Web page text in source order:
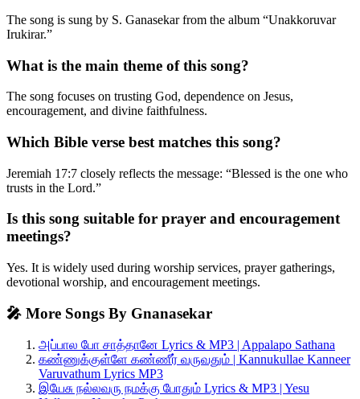
The song is sung by S. Ganasekar from the album “Unakkoruvar
Irukirar.”
What is the main theme of this song?
The song focuses on trusting God, dependence on Jesus,
encouragement, and divine faithfulness.
Which Bible verse best matches this song?
Jeremiah 17:7 closely reflects the message: “Blessed is the one who
trusts in the Lord.”
Is this song suitable for prayer and encouragement
meetings?
Yes. It is widely used during worship services, prayer gatherings,
devotional worship, and encouragement meetings.
🎤 More Songs By Gnanasekar
அப்பால போ சாத்தானே Lyrics & MP3 | Appalapo Sathana
கண்ணுக்குள்ளே கண்ணீர் வருவதும் | Kannukullae Kanneer
Varuvathum Lyrics MP3
இயேசு நல்லவரு நமக்கு போதும் Lyrics & MP3 | Yesu